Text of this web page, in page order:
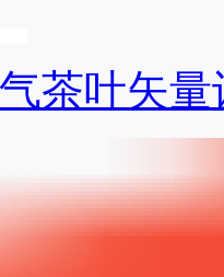
茶叶矢